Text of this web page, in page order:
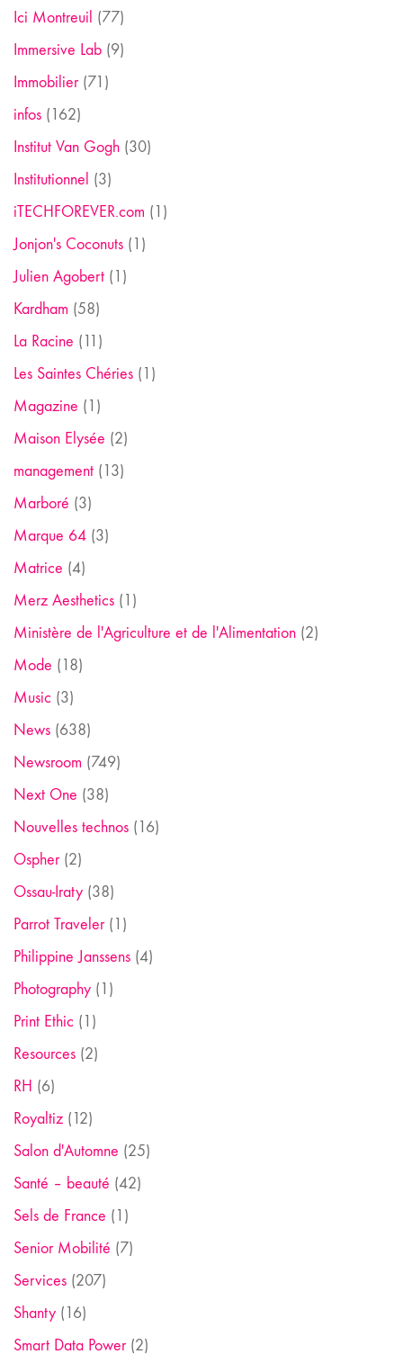
Ici Montreuil (77)
Immersive Lab (9)
Immobilier(71)
infos (162)
Institut Van Gogh (30)
Institutionnel (3)
iTECHFOREVER.com (1)
Jonjon's Coconuts (1)
Julien Agobert (1)
Kardham (58)
La Racine (11)
Les Saintes Chéries (1)
Magazine (1)
Maison Elysée (2)
management (13)
Marboré (3)
Marque 64 (3)
Matrice (4)
Merz Aesthetics (1)
Ministère de l'Agriculture et de l'Alimentation (2)
Mode (18)
Music (3)
News (638)
Newsroom (749)
Next One (38)
Nouvelles technos (16)
Ospher(2)
Ossau-Iraty (38)
Parrot Traveler(1)
Philippine Janssens (4)
Photography (1)
Print Ethic (1)
Resources (2)
RH (6)
Royaltiz (12)
Salon d'Automne (25)
Santé – beauté (42)
Sels de France (1)
Senior Mobilité (7)
Services (207)
Shanty (16)
Smart Data Power(2)